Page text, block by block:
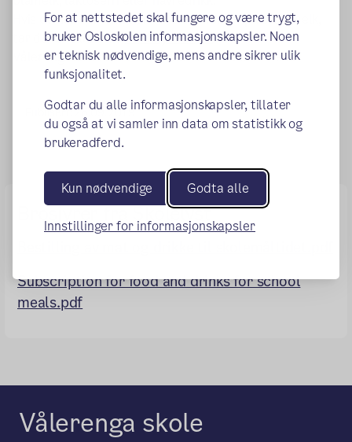
For at nettstedet skal fungere og være trygt,
bruker Osloskolen informasjonskapsler. Noen
er teknisk nødvendige, mens andre sikrer ulik
funksjonalitet.
Godtar du alle informasjonskapsler, tillater
du også at vi samler inn data om statistikk og
brukeradferd.
Kun nødvendige Godta alle
Innstillinger for informasjonskapsler
Hvis du har spørsmål om abonnementet på skolemelk,
tar du kontakt medSkolelyst.no (ekstern lenke)
.
Vålerenga skole har kun ansvar for å dele ut melk.
Publisert:26.09.2019
Brosjyrer fra Skolelyst
Subscription for food and drinks for school
meals.pdf
Vålerenga skole